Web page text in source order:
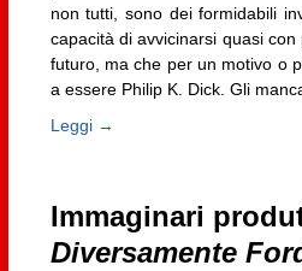
non tutti, sono dei formidabili
capacità di avvicinarsi quasi
futuro, ma che per un motivo o
a essere Philip K. Dick. Gli
Leggi →
Immaginari
Diversamente